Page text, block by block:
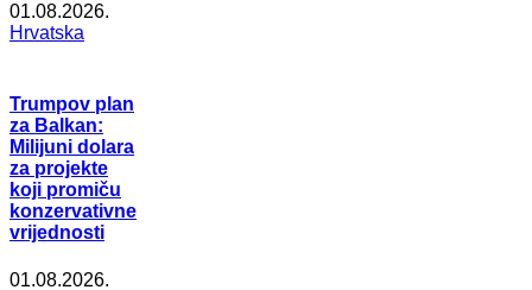
01.08.2026.
Hrvatska
Trumpov plan
za Balkan:
Milijuni dolara
za projekte
koji promiču
konzervativne
vrijednosti
01.08.2026.